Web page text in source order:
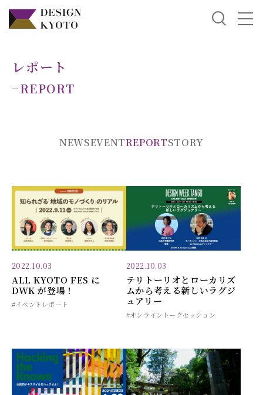
レポート
−REPORT
NEWSEVENTREPORTSTORY
2022.10.03
ALL KYOTO FES に
DWK が登場！
#イベントレポート
2022.10.03
テリトーリオとローカリズ
ムから考える新しいラグジ
ュアリー
#オンライントークセッション